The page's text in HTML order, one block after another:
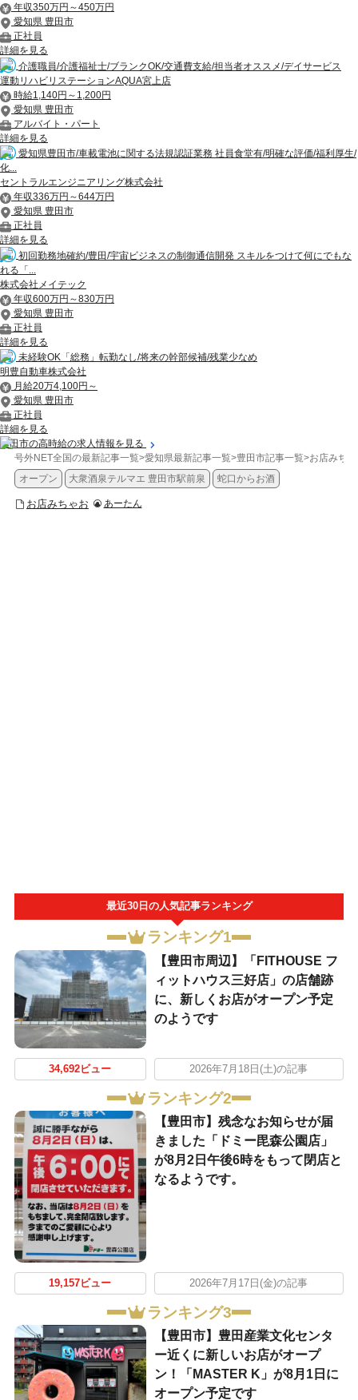
年収350万円～450万円
愛知県 豊田市
正社員
詳細を見る
介護職員/介護福祉士/ブランクOK/交通費支給/担当者オススメ/デイサービス
運動リハビリステーションAQUA宮上店
時給1,140円～1,200円
愛知県 豊田市
アルバイト・パート
詳細を見る
愛知県豊田市/車載電池に関する法規認証業務 社員食堂有/明確な評価/福利厚生/
化...
セントラルエンジニアリング株式会社
年収336万円～644万円
愛知県 豊田市
正社員
詳細を見る
初回勤務地確約/豊田/宇宙ビジネスの制御通信開発 スキルをつけて何にでもな
れる「...
株式会社メイテック
年収600万円～830万円
愛知県 豊田市
正社員
詳細を見る
未経験OK「総務」転勤なし/将来の幹部候補/残業少なめ
明豊自動車株式会社
月給20万4,100円～
愛知県 豊田市
正社員
詳細を見る
豊田市の高時給の求人情報を見る
号外NET全国の最新記事一覧>愛知県最新記事一覧>豊田市記事一覧>お店みち
オープン
大衆酒泉テルマエ 豊田市駅前泉 蛇口からお酒
お店みちゃお あーたん
最近30日の人気記事ランキング
ランキング1
【豊田市周辺】「FITHOUSE フ
ィットハウス三好店」の店舗跡
に、新しくお店がオープン予定
のようです
34,692ビュー 2026年7月18日(土)の記事
ランキング2
【豊田市】残念なお知らせが届
きました「ドミー毘森公園店」
が8月2日午後6時をもって閉店と
なるようです。
19,157ビュー 2026年7月17日(金)の記事
ランキング3
【豊田市】豊田産業文化センタ
ー近くに新しいお店がオープ
ン！「MASTER K」が8月1日に
オープン予定です